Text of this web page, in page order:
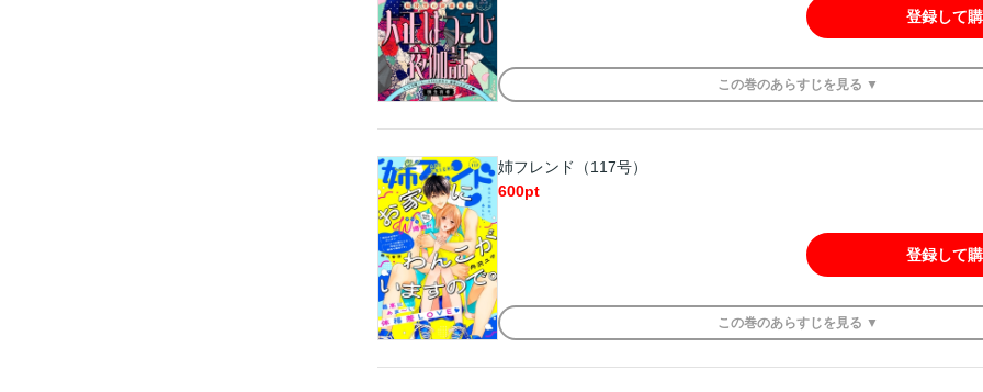
登録して
この巻のあらすじを 見る ▼
姉フレンド（117号）
600pt
登録して
この巻のあらすじを 見る ▼